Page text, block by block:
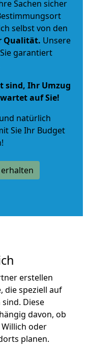
Sachen sicher
selbst von den
Qualität. Unsere
garantiert
sind, Ihr Umzug
auf Sie!
natürlich
Sie Ihr Budget
erstellen
die speziell auf
Diese
davon, ob
oder
planen.